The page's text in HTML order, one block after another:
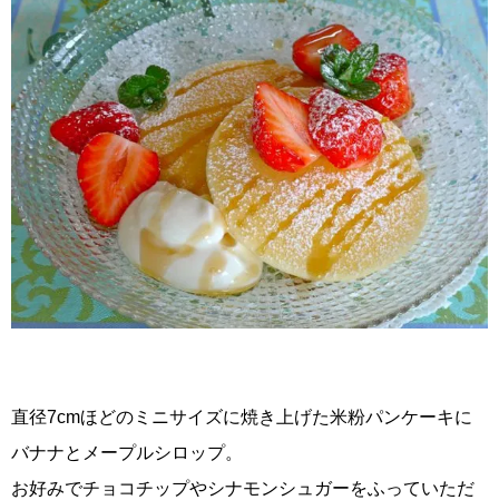
直径7cmほどのミニサイズに焼き上げた米粉パンケーキに
バナナとメープルシロップ。
お好みでチョコチップやシナモンシュガーをふっていただ